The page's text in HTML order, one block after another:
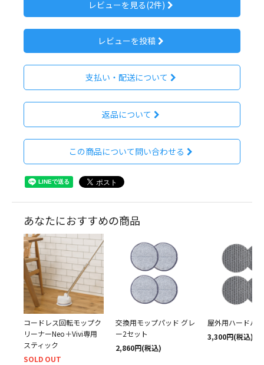
レビューを見る(2件)
レビューを投稿
支払い・配送について
返品について
この商品について問い合わせる
あなたにおすすめの商品
コードレス回転モップク
リーナーNeo＋Vivi専用
スティック
SOLD OUT
交換用モップパッド グレ
ー2セット
2,860円(税込)
屋外用ハードパ
3,300円(税込)